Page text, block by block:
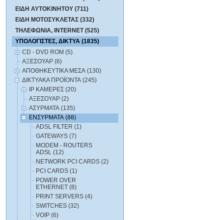
ΕΙΔΗ ΑΥΤΟΚΙΝΗΤΟΥ (711)
ΕΙΔΗ ΜΟΤΟΣΥΚΛΕΤΑΣ (332)
ΤΗΛΕΦΩΝΙΑ, INTERNET (525)
ΥΠΟΛΟΓΙΣΤΕΣ, ΔΙΚΤΥΑ (1835)
CD - DVD ROM (5)
ΑΞΕΣΟΥΑΡ (6)
ΑΠΟΘΗΚΕΥΤΙΚΑ ΜΕΣΑ (130)
ΔΙΚΤΥΑΚΑ ΠΡΟΪΟΝΤΑ (245)
IP ΚΑΜΕΡΕΣ (20)
ΑΞΕΣΟΥΑΡ (2)
ΑΣΥΡΜΑΤΑ (135)
ΕΝΣYΡΜΑΤΑ (88)
ADSL FILTER (1)
GATEWAYS (7)
MODEM - ROUTERS
ADSL (12)
NETWORK PCI CARDS (2)
PCI CARDS (1)
POWER OVER
ETHERNET (8)
PRINT SERVERS (4)
SWITCHES (32)
VOIP (6)